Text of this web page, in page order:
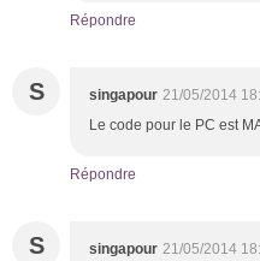
Répondre
S singapour 21/05/2014
Le code pour le PC est
Répondre
S singapour 21/05/2014